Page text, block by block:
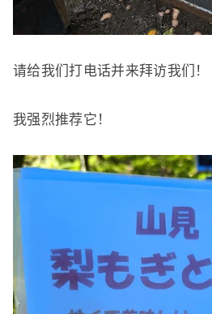
请给我们打电话并来拜访我们！
我强烈推荐它！